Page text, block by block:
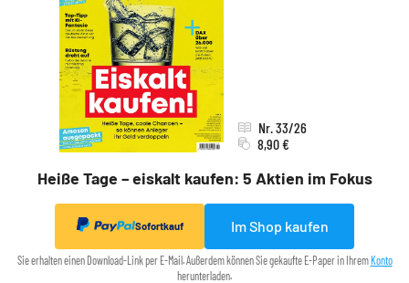
Heiße Tage – eiskalt kaufen: 5 Aktien im Fokus
Nr. 33/26
8,90 €
Sofortkauf Im Shop kaufen
Sie erhalten einen Download-Link per E-Mail. Außerdem können Sie gekaufte E-Paper in IhremKonto
herunterladen.